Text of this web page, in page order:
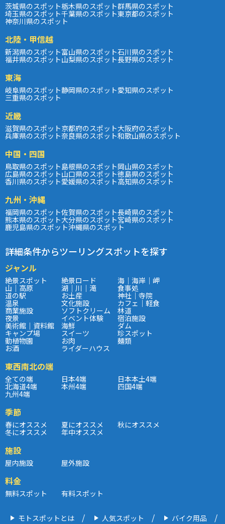
茨城県のスポット栃木県のスポット群馬県のスポット
埼玉県のスポット千葉県のスポット東京都のスポット
神奈川県のスポット
北陸・甲信越
新潟県のスポット富山県のスポット石川県のスポット
福井県のスポット山梨県のスポット長野県のスポット
東海
岐阜県のスポット静岡県のスポット愛知県のスポット
三重県のスポット
近畿
滋賀県のスポット京都府のスポット大阪府のスポット
兵庫県のスポット奈良県のスポット和歌山県のスポット
中国・四国
鳥取県のスポット島根県のスポット岡山県のスポット
広島県のスポット山口県のスポット徳島県のスポット
香川県のスポット愛媛県のスポット高知県のスポット
九州・沖縄
福岡県のスポット佐賀県のスポット長崎県のスポット
熊本県のスポット大分県のスポット宮崎県のスポット
鹿児島県のスポット沖縄県のスポット
詳細条件からツーリングスポットを探す
ジャンル
絶景スポット 絶景ロード 海｜海岸｜岬
山｜高原 湖｜川｜滝 食事処
道の駅 お土産 神社｜寺院
温泉 文化施設 カフェ｜軽食
商業施設 ソフトクリーム 林道
夜景 イベント体験 宿泊施設
美術館｜資料館 海鮮 ダム
キャンプ場 スイーツ 珍スポット
動植物園 お肉 麺類
お酒 ライダーハウス
東西南北の端
全ての端 日本4端 日本本土4端
北海道4端 本州4端 四国4端
九州4端
季節
春にオススメ 夏にオススメ 秋にオススメ
冬にオススメ 年中オススメ
施設
屋内施設 屋外施設
料金
無料スポット 有料スポット
モトスポットとは 人気スポット バイク用品